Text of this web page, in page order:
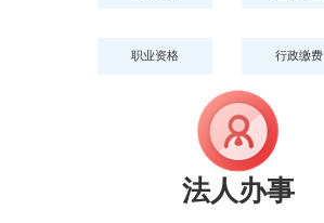
职业资格 行政缴费
法人办事